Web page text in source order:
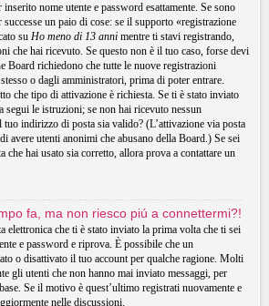
nome utente e password esattamente. Se sono
un paio di cose: se il supporto «registrazione
su Ho meno di 13 anni mentre ti stavi registrando,
che hai ricevuto. Se questo non è il tuo caso, forse devi
Board richiedono che tutte le nuove registrazioni
o dagli amministratori, prima di poter entrare.
che tipo di attivazione è richiesta. Se ti è stato inviato
segui le istruzioni; se non hai ricevuto nessun
tuo indirizzo di posta sia valido? (L’attivazione via posta
avere utenti anonimi che abusano della Board.) Se sei
che hai usato sia corretto, allora prova a contattare un
fa, ma non riesco piú a connettermi?!
elettronica che ti è stato inviato la prima volta che ti sei
e password e riprova. È possibile che un
o disattivato il tuo account per qualche ragione. Molti
gli utenti che non hanno mai inviato messaggi, per
Se il motivo è quest’ultimo registrati nuovamente e
nelle discussioni.